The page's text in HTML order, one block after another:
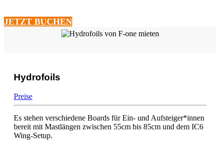
JETZT BUCHEN
Hydrofoils
Preise
Es stehen verschiedene Boards für Ein- und Aufsteiger*innen
bereit mit Mastlängen zwischen 55cm bis 85cm und dem IC6
Wing-Setup.